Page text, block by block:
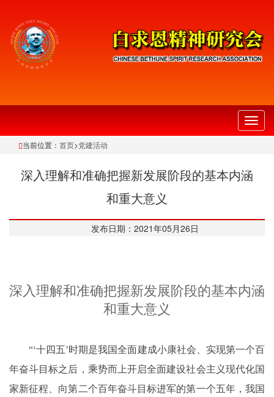
切
换
当前位置： 首页>党建活动
深入理解和准确把握新发展阶段的基本内涵
和重大意义
发布日期：2021年05月26日
深入理解和准确把握新发展阶段的基本内涵
和重大意义
“‘十四五’时期是我国全面建成小康社会、实现第一个百
年奋斗目标之后，乘势而上开启全面建设社会主义现代化国
家新征程、向第二个百年奋斗目标进军的第一个五年，我国